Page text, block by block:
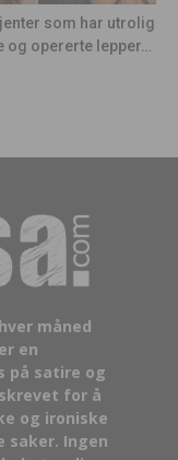
som har utrolig
og opererte lepper…
måned
en
på satire og
for å
og ironiske
saker. Ingen